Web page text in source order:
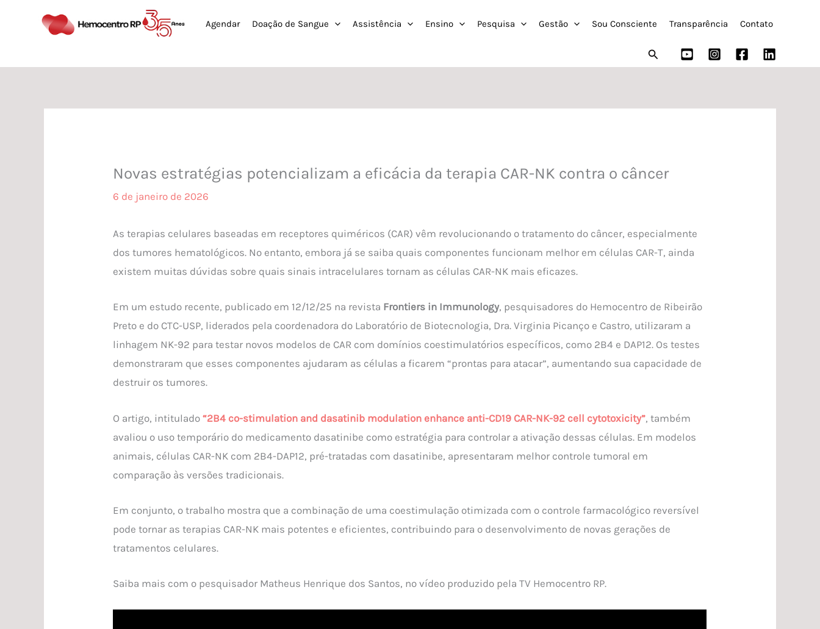
conteúdo
Agendar Doação de Sangue Assistência Ensino Pesquisa Gestão Sou Consciente Transparência Contato
Pesquisar
Novas estratégias potencializam a eficácia da terapia CAR-NK contra o câncer
6 de janeiro de 2026
As terapias celulares baseadas em receptores quiméricos (CAR) vêm revolucionando o tratamento do câncer, especialmente
dos tumores hematológicos. No entanto, embora já se saiba quais componentes funcionam melhor em células CAR-T, ainda
existem muitas dúvidas sobre quais sinais intracelulares tornam as células CAR-NK mais eficazes.
Em um estudo recente, publicado em 12/12/25 na revista Frontiers in Immunology, pesquisadores do Hemocentro de Ribeirão
Preto e do CTC-USP, liderados pela coordenadora do Laboratório de Biotecnologia, Dra. Virginia Picanço e Castro, utilizaram a
linhagem NK-92 para testar novos modelos de CAR com domínios coestimulatórios específicos, como 2B4 e DAP12. Os testes
demonstraram que esses componentes ajudaram as células a ficarem “prontas para atacar”, aumentando sua capacidade de
destruir os tumores.
O artigo, intitulado“2B4 co-stimulation and dasatinib modulation enhance anti-CD19 CAR-NK-92 cell cytotoxicity”, também
avaliou o uso temporário do medicamento dasatinibe como estratégia para controlar a ativação dessas células. Em modelos
animais, células CAR-NK com 2B4-DAP12, pré-tratadas com dasatinibe, apresentaram melhor controle tumoral em
comparação às versões tradicionais.
Em conjunto, o trabalho mostra que a combinação de uma coestimulação otimizada com o controle farmacológico reversível
pode tornar as terapias CAR-NK mais potentes e eficientes, contribuindo para o desenvolvimento de novas gerações de
tratamentos celulares.
Saiba mais com o pesquisador Matheus Henrique dos Santos, no vídeo produzido pela TV Hemocentro RP.